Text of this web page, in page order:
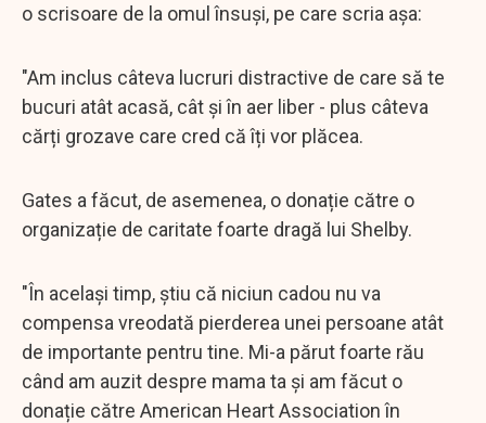
o scrisoare de la omul însuși, pe care scria așa:
"Am inclus câteva lucruri distractive de care să te
bucuri atât acasă, cât și în aer liber - plus câteva
cărți grozave care cred că îți vor plăcea.
Gates a făcut, de asemenea, o donație către o
organizație de caritate foarte dragă lui Shelby.
"În același timp, știu că niciun cadou nu va
compensa vreodată pierderea unei persoane atât
de importante pentru tine. Mi-a părut foarte rău
când am auzit despre mama ta și am făcut o
donație către American Heart Association în